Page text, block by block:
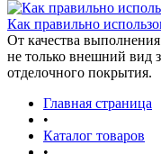
Как правильно
От качества
не только внешний вид
отделочного покрытия.
Главная страница
•
Каталог товаров